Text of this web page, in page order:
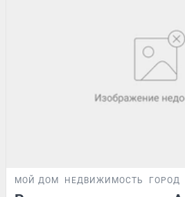
МОЙ ДОМ НЕДВИЖИМОСТЬ ГОРОД